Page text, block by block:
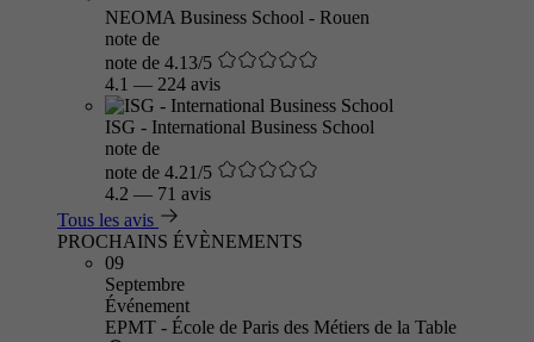
NEOMA Business School - Rouen
note de
note de 4.13/5
4.1 — 224 avis
ISG - International Business School
note de
note de 4.21/5
4.2 — 71 avis
Tous les avis
PROCHAINS ÉVÈNEMENTS
09
Septembre
Événement
EPMT - École de Paris des Métiers de la Table